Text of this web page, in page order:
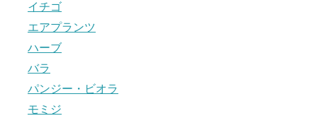
イチゴ
エアプランツ
ハーブ
バラ
パンジー・ビオラ
モミジ